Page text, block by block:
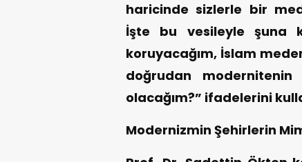
haricinde sizlerle bir
İşte bu vesileyle şuna
koruyacağım, İslam
doğrudan
olacağım?” ifadelerini
Modernizmin Şehirlerin